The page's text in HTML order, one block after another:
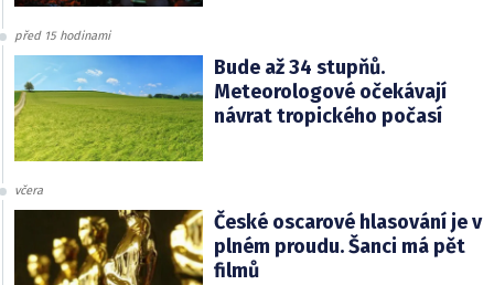
před 15 hodinami
Bude až 34 stupňů.
Meteorologové očekávají
návrat tropického počasí
včera
České oscarové hlasování je v
plném proudu. Šanci má pět
filmů